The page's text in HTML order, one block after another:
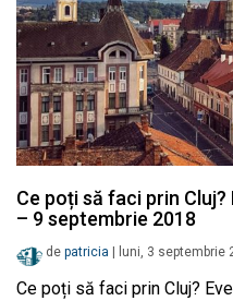
Ce poți să faci prin
– 9 septembrie 2018
de patricia luni, 3 septembrie
Ce poți să faci prin Cluj?